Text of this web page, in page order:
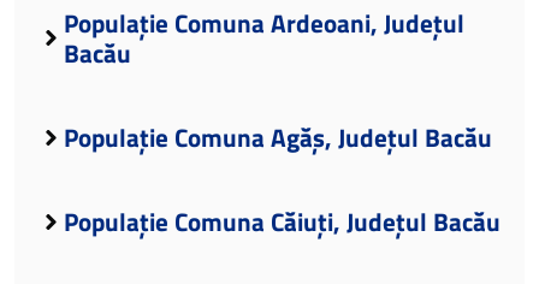
Populație Comuna Ardeoani, Județul
Bacău
Populație Comuna Agăș, Județul Bacău
Populație Comuna Căiuți, Județul Bacău